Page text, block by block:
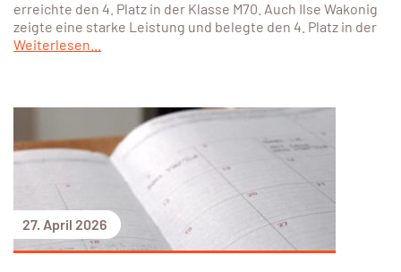
erreichte den 4. Platz in der Klasse M70. Auch Ilse Wakonig
zeigte eine starke Leistung und belegte den 4. Platz in der
Weiterlesen...
27. April 2026